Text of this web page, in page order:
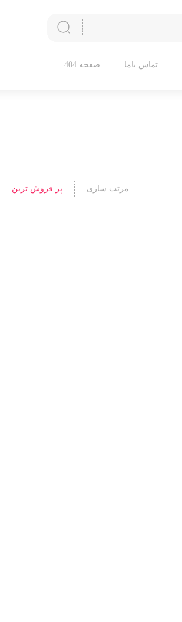
تماس باما صفحه 404
مرتب سازی پر فروش ترین
مرتب سازی